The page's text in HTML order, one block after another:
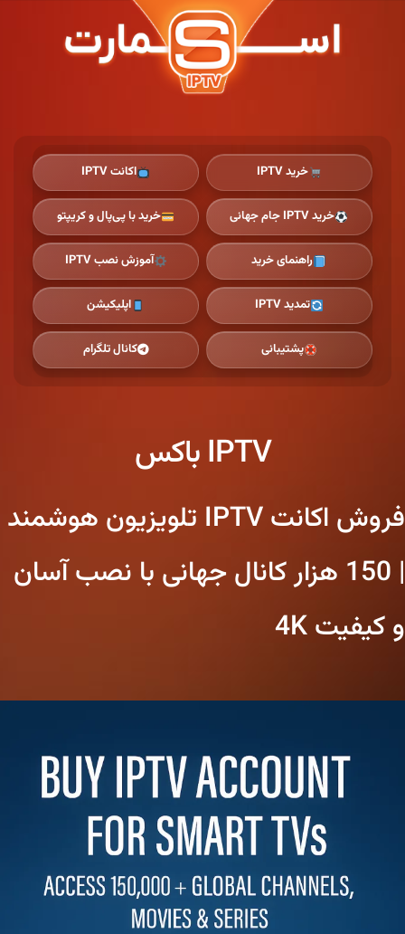
خرید IPTV اکانت IPTV
خرید IPTV جام جهانی خرید با پی‌پال و کریپتو
راهنمای خرید آموزش نصب IPTV
تمدید IPTV اپلیکیشن
پشتیبانی کانال تلگرام
IPTV باکس
فروش اکانت IPTV تلویزیون هوشمند
| 150 هزار کانال جهانی با نصب آسان
و کیفیت 4K